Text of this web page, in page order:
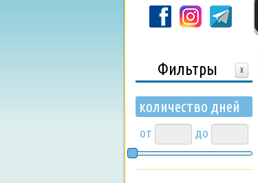
Фильтры X
количество дней
от до